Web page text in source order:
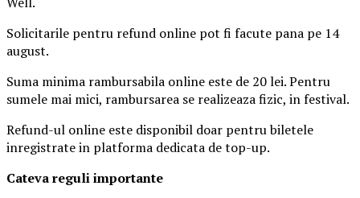
Solicitarile pentru refund online pot fi facute pana pe 14
august.
Suma minima rambursabila online este de 20 lei. Pentru
sumele mai mici, rambursarea se realizeaza fizic, in festival.
Refund-ul online este disponibil doar pentru biletele
inregistrate in platforma dedicata de top-up.
Cateva reguli importante